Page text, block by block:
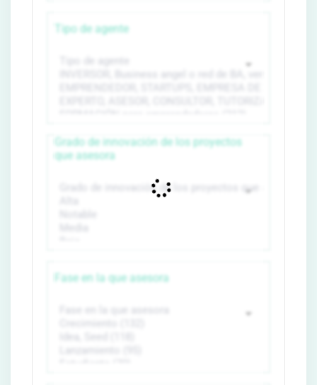
Tipo de agente
Grado de innovación de los proyectos
que asesora
Fase en la que asesora